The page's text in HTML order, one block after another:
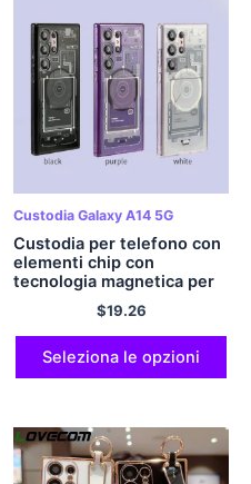
Custodia Galaxy A14 5G
Custodia per telefono con
elementi chip con
tecnologia magnetica per
Samsung Galaxy S23 S22
$19.26
Seleziona le opzioni